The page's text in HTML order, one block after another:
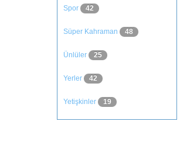
Spor 42
Süper Kahraman 48
Ünlüler 25
Yerler 42
Yetişkinler 19